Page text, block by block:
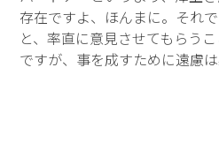
存在ですよ、ほんまに。それ
と、率直に意見させてもらう
ですが、事を成すために遠慮